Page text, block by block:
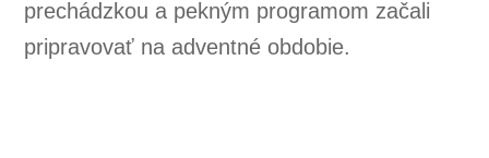
prechádzkou a pekným programom začali
pripravovať na adventné obdobie.